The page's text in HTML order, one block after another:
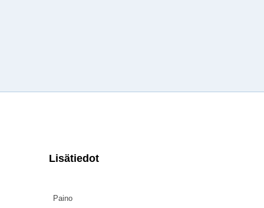
Lisätiedot
Paino